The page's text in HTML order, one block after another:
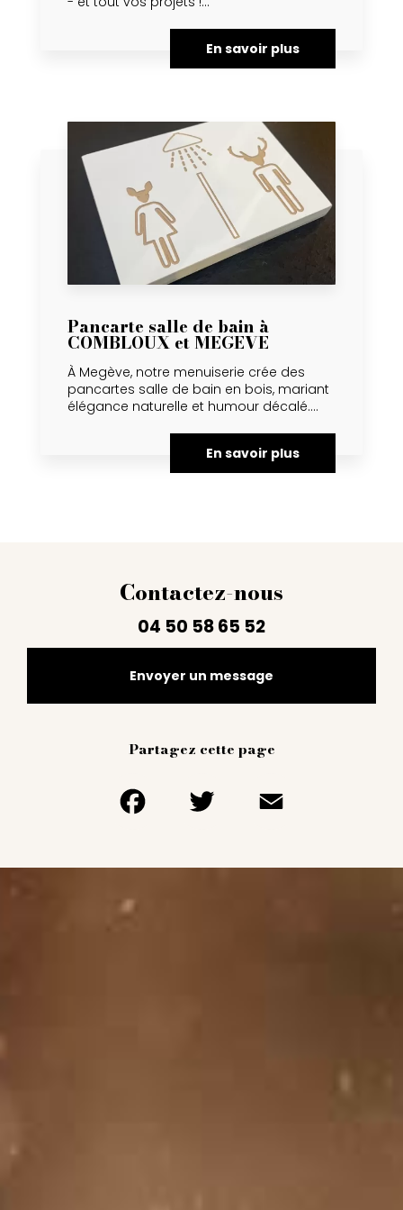
En savoir plus
Pancarte salle de bain à
COMBLOUX et MEGEVE
À Megève, notre menuiserie crée des
pancartes salle de bain en bois, mariant
élégance naturelle et humour décalé....
En savoir plus
Contactez-nous
04 50 58 65 52
Envoyer un message
Partagez cette page